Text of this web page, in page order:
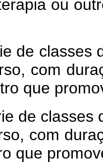
ou
de classes
com
que
de classes
com
que